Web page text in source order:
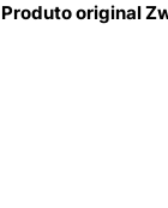
Produto original